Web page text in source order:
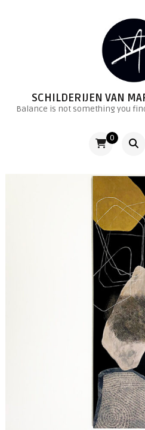
SCHILDERIJEN VAN
Balance is not something you
0